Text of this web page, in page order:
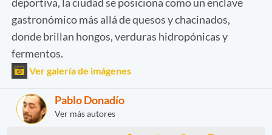
gastronómico más allá de quesos y chacinados,
donde brillan hongos, verduras hidropónicas y
fermentos.
Ver galería de imágenes
Pablo Donadío
Ver más autores